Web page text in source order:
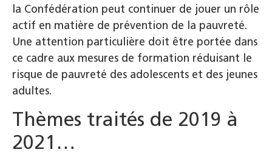
la Confédération peut continuer de jouer un rôle
actif en matière de prévention de la pauvreté.
Une attention particulière doit être portée dans
ce cadre aux mesures de formation réduisant le
risque de pauvreté des adolescents et des jeunes
adultes.
Thèmes traités de 2019 à
2021…